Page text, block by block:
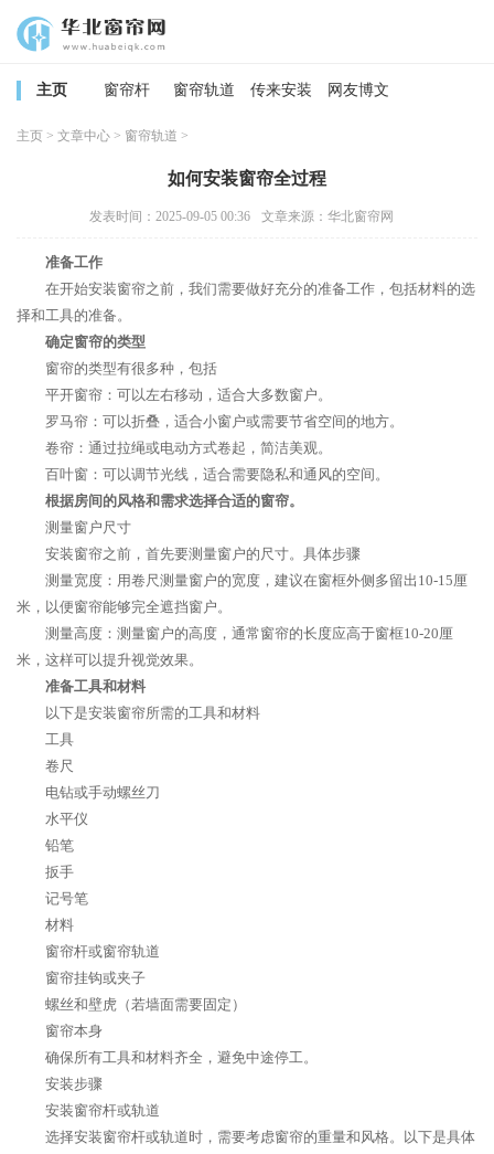
主页 窗帘杆 窗帘轨道 传来安装 网友博文
主页 > 文章中心 > 窗帘轨道 >
如何安装窗帘全过程
发表时间：2025-09-05 00:36 文章来源：华北窗帘网
准备工作
在开始安装窗帘之前，我们需要做好充分的准备工作，包括材料的选
择和工具的准备。
确定窗帘的类型
窗帘的类型有很多种，包括
平开窗帘：可以左右移动，适合大多数窗户。
罗马帘：可以折叠，适合小窗户或需要节省空间的地方。
卷帘：通过拉绳或电动方式卷起，简洁美观。
百叶窗：可以调节光线，适合需要隐私和通风的空间。
根据房间的风格和需求选择合适的窗帘。
测量窗户尺寸
安装窗帘之前，首先要测量窗户的尺寸。具体步骤
测量宽度：用卷尺测量窗户的宽度，建议在窗框外侧多留出10-15厘
米，以便窗帘能够完全遮挡窗户。
测量高度：测量窗户的高度，通常窗帘的长度应高于窗框10-20厘
米，这样可以提升视觉效果。
准备工具和材料
以下是安装窗帘所需的工具和材料
工具
卷尺
电钻或手动螺丝刀
水平仪
铅笔
扳手
记号笔
材料
窗帘杆或窗帘轨道
窗帘挂钩或夹子
螺丝和壁虎（若墙面需要固定）
窗帘本身
确保所有工具和材料齐全，避免中途停工。
安装步骤
安装窗帘杆或轨道
选择安装窗帘杆或轨道时，需要考虑窗帘的重量和风格。以下是具体